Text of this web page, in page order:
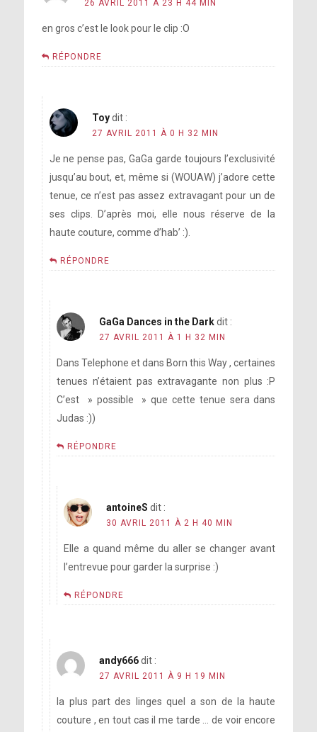
26 AVRIL 2011 À 23 H 44 MIN
en gros c’est le look pour le clip :O
RÉPONDRE
Toy dit :
27 AVRIL 2011 À 0 H 32 MIN
Je ne pense pas, GaGa garde toujours l’exclusivité
jusqu’au bout, et, même si (WOUAW) j’adore cette
tenue, ce n’est pas assez extravagant pour un de
ses clips. D’après moi, elle nous réserve de la
haute couture, comme d’hab’ :).
RÉPONDRE
GaGa Dances in the Darkdit :
27 AVRIL 2011 À 1 H 32 MIN
Dans Telephone et dans Born this Way , certaines
tenues n’étaient pas extravagante non plus :P
C’est » possible » que cette tenue sera dans
Judas :))
RÉPONDRE
antoineS dit :
30 AVRIL 2011 À 2 H 40 MIN
Elle a quand même du aller se changer avant
l’entrevue pour garder la surprise :)
RÉPONDRE
andy666dit :
27 AVRIL 2011 À 9 H 19 MIN
la plus part des linges quel a son de la haute
couture , en tout cas il me tarde … de voir encore